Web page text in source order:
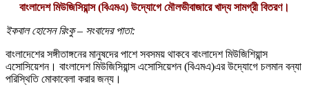
বাংলাদেশ মিউজিসিয়ান্স (বিএমএ) উদ্যোগে মৌলভীবাজারে খাদ্য সামগ্রী বিতরণ।
ইকবাল হোসেন রিংকু – সংবাদের পাতা:
বাংলাদেশের সঙ্গীতাঙ্গনের মানুষদের পাশে সবসময় থাকবে বাংলাদেশ মিউজিশিয়ান্স
এসোসিয়েশন। বাংলাদেশ মিউজিসিয়ান্স এসোসিয়েশন (বিএমএ)এর উদ্যোগে চলমান বন্যা
পরিস্থিতি মোকাবেলা করার জন্য।